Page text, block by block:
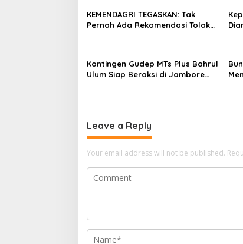
KEMENDAGRI TEGASKAN: Tak
Pernah Ada Rekomendasi Tolak
Kontingen Gudep MTs Plus Bahrul
Ulum Siap Beraksi di Jambore
Leave a Reply
Your email address will not be published.